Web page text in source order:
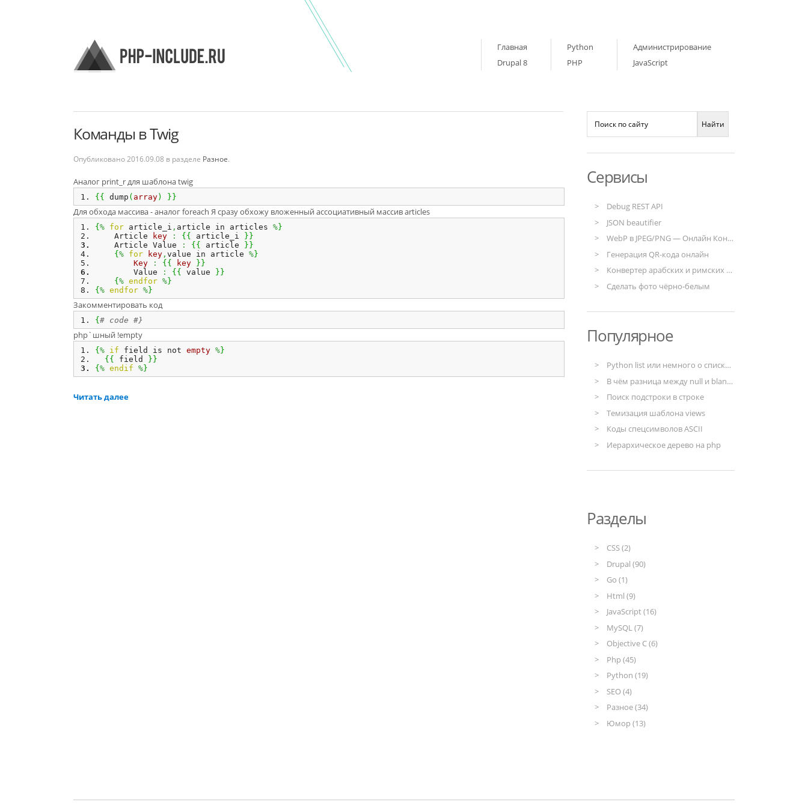
Главная
Drupal 8
Python
PHP
Администрирование
JavaScript
Команды в Twig
Опубликовано 2016.09.08 в разделе Разное.
Аналог print_r для шаблона twig
{{ dump ( array) }}
Для обхода массива - аналог foreach Я сразу обхожу вложенный ассоциативный массив articles
{% for article_i , article in articles %}
    Article
key : {{ article_i }}
    Article Value
: {{ article }}
{% for key , value in article %}
Key
: {{ key }}
        Value
: {{ value }}
{% endfor %}
{% endfor %}
Закомментировать код
{# code #}
php`шный !empty
{% if field is not empty %}
{{ field }}
{% endif %}
Читать далее
Сервисы
Debug REST API
JSON beautifier
WebP в JPEG/PNG — Онлайн Конвертер
Генерация QR-кода онлайн
Конвертер арабских и римских чисел
Сделать фото чёрно-белым
Популярное
Python list или немного о списках в Python
В чём разница между null и blank в моделях django
Поиск подстроки в строке
Темизация шаблона views
Коды спецсимволов ASCII
Иерархическое дерево на php
Разделы
CSS (2)
Drupal (90)
Go (1)
Html (9)
JavaScript (16)
MySQL (7)
Objective C (6)
Php (45)
Python (19)
SEO (4)
Разное (34)
Юмор (13)